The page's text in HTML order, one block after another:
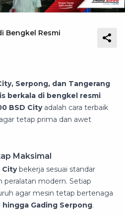
Bengkel Resmi
Serpong, dan Tangerang
berkala di bengkel resmi
BSD Cityadalah cara terbaik
tetap prima dan awet
Maksimal
Citybekerja sesuai standar
modern. Setiap
agar mesin tetap bertenaga
hingga Gading Serpong.